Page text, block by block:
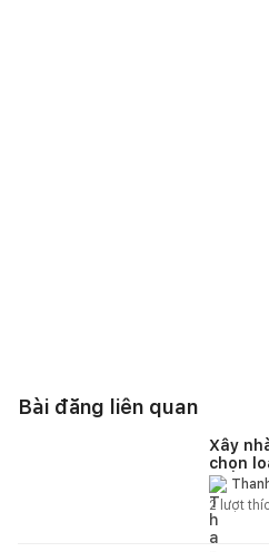
Bài đăng liên quan
Xây
chọn
toàn?
2 lượt